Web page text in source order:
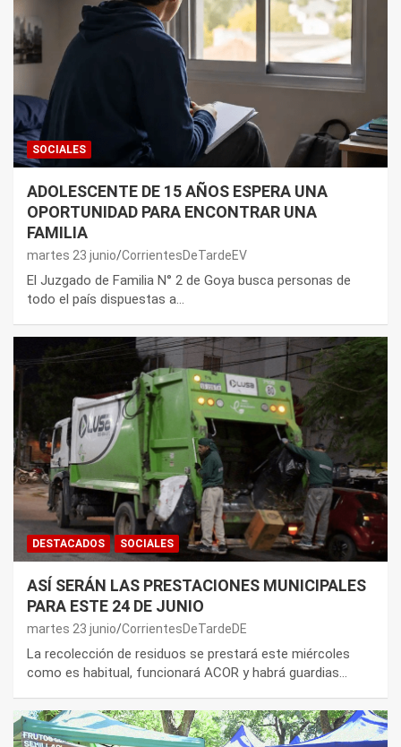
SOCIALES
ADOLESCENTE DE 15 AÑOS ESPERA UNA
OPORTUNIDAD PARA ENCONTRAR UNA
FAMILIA
martes 23 junio CorrientesDeTardeEV
El Juzgado de Familia N° 2 de Goya busca personas de
todo el país dispuestas a…
DESTACADOS SOCIALES
ASÍ SERÁN LAS PRESTACIONES MUNICIPALES
PARA ESTE 24 DE JUNIO
martes 23 junio CorrientesDeTardeDE
La recolección de residuos se prestará este miércoles
como es habitual, funcionará ACOR y habrá guardias…